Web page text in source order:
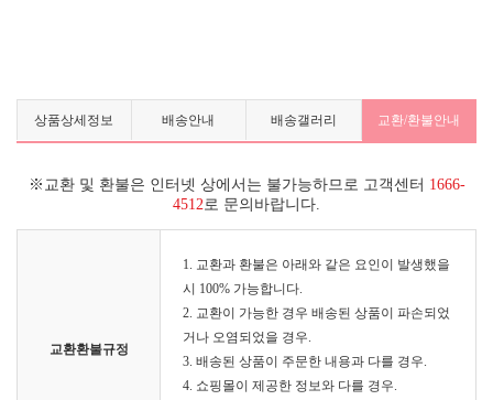
상품상세정보 배송안내 배송갤러리 교환/환불안내
※교환 및 환불은 인터넷 상에서는 불가능하므로 고객센터 1666-
4512 로 문의바랍니다.
교환환불규정
1. 교환과 환불은 아래와 같은 요인이 발생했을
시 100% 가능합니다.
2. 교환이 가능한 경우 배송된 상품이 파손되었
거나 오염되었을 경우.
3. 배송된 상품이 주문한 내용과 다를 경우.
4. 쇼핑몰이 제공한 정보와 다를 경우.